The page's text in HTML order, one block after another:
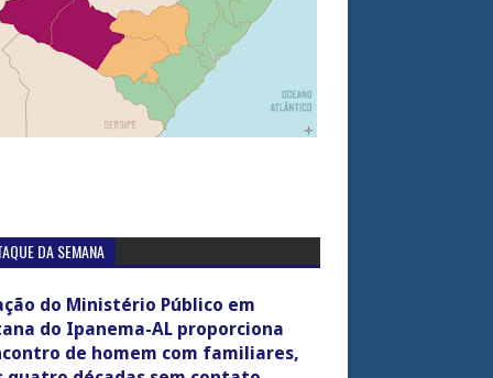
DA SEMANA
do Ministério Público em
do Ipanema-AL proporciona
de homem com familiares,